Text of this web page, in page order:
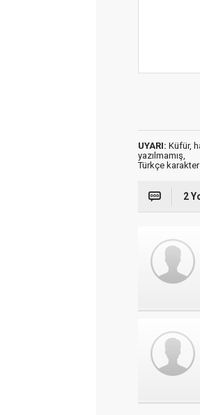
UYARI: Küfür,
yazılmamış,
Türkçe
2